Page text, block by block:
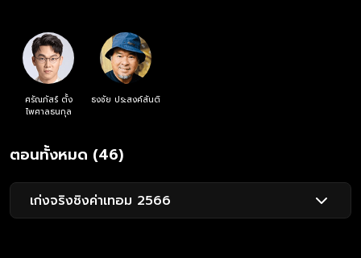
ศรัณภัสร์ ตั้ง
ไพศาลธนกุล
ธงชัย ประสงค์สันติ
ตอนทั้งหมด (46)
เก่งจริงชิงค่าเทอม 2566